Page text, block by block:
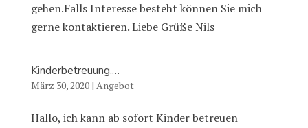
gehen.Falls Interesse besteht können Sie mich
gerne kontaktieren. Liebe Grüße Nils
Kinderbetreuung,…
März 30, 2020| Angebot
Hallo, ich kann ab sofort Kinder betreuen